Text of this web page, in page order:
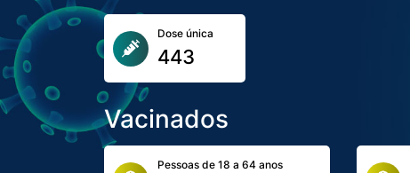
Dose única
443
Vacinados
Pessoas de 18 a 64 anos